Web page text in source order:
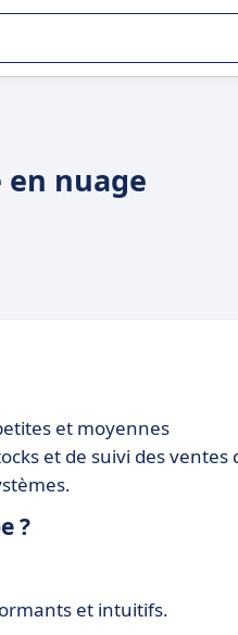
en entreprise.
nuage
et moyennes
et de suivi des ventes
?
et intuitifs.